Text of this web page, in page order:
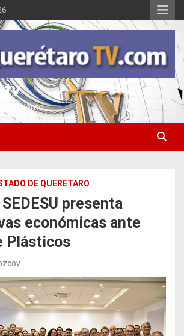
DE QUERETARO
presenta
económicas ante
Plásticos